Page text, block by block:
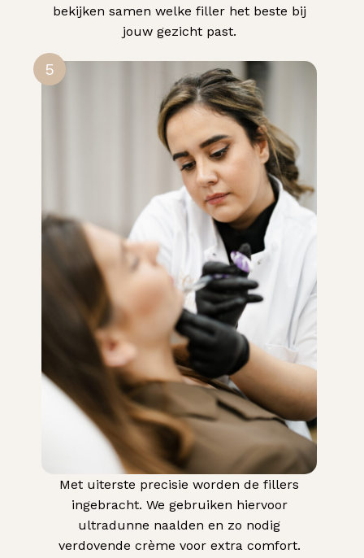
bekijken samen welke filler het beste bij
jouw gezicht past.
5
Met uiterste precisie worden de fillers
ingebracht. We gebruiken hiervoor
ultradunne naalden en zo nodig
verdovende crème voor extra comfort.